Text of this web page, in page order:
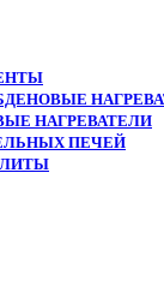
НАГРЕВАТЕЛИ
ПЕЧЕЙ